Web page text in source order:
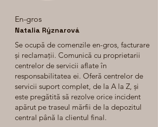
En-gros
Natalia Rýznarová
Se ocupă de comenzile en-gros, facturare
și reclamații. Comunică cu proprietarii
centrelor de servicii aflate în
responsabilitatea ei. Oferă centrelor de
servicii suport complet, de la A la Z, și
este pregătită să rezolve orice incident
apărut pe traseul mărfii de la depozitul
central până la clientul final.